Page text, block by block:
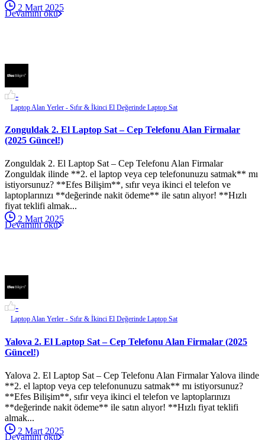
2 Mart 2025
Devamını oku
-
Laptop Alan Yerler - Sıfır & İkinci El Değerinde Laptop Sat
Zonguldak 2. El Laptop Sat – Cep Telefonu Alan Firmalar
(2025 Güncel!)
Zonguldak 2. El Laptop Sat – Cep Telefonu Alan Firmalar
Zonguldak ilinde **2. el laptop veya cep telefonunuzu satmak** mı
istiyorsunuz? **Efes Bilişim**, sıfır veya ikinci el telefon ve
laptoplarınızı **değerinde nakit ödeme** ile satın alıyor! **Hızlı
fiyat teklifi almak...
2 Mart 2025
Devamını oku
-
Laptop Alan Yerler - Sıfır & İkinci El Değerinde Laptop Sat
Yalova 2. El Laptop Sat – Cep Telefonu Alan Firmalar (2025
Güncel!)
Yalova 2. El Laptop Sat – Cep Telefonu Alan Firmalar Yalova ilinde
**2. el laptop veya cep telefonunuzu satmak** mı istiyorsunuz?
**Efes Bilişim**, sıfır veya ikinci el telefon ve laptoplarınızı
**değerinde nakit ödeme** ile satın alıyor! **Hızlı fiyat teklifi
almak...
2 Mart 2025
Devamını oku